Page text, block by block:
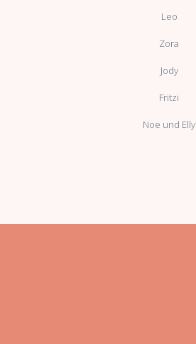
Leo
Zora
Jody
Fritzi
Noe und Elly